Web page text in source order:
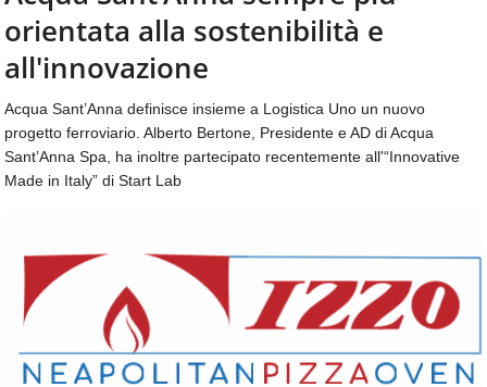
aggiornamenti
quotidiani
su
temi
come
ospitalità,
ristorazione,
food
e
articoli
quotidiani
mondo
dell'alimentazione,
CONTATTI
orientata alla sostenibilità e
all'innovazione
Acqua Sant’Anna definisce insieme a Logistica Uno un nuovo
progetto ferroviario. Alberto Bertone, Presidente e AD di Acqua
Sant’Anna Spa, ha inoltre partecipato recentemente all'“Innovative
Made in Italy” di Start Lab